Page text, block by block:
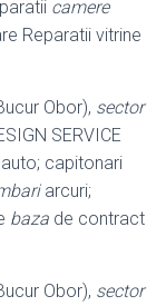
camere
Reparatii vitrine
Obor), sector
SERVICE
capitonari
arcuri;
baza de contract
Obor), sector